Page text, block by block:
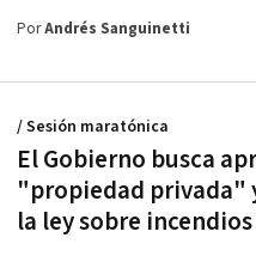
PorAndrés Sanguinetti
El Gobierno busca
"propiedad privada"
la ley sobre incendios
/ Sesión maratónica